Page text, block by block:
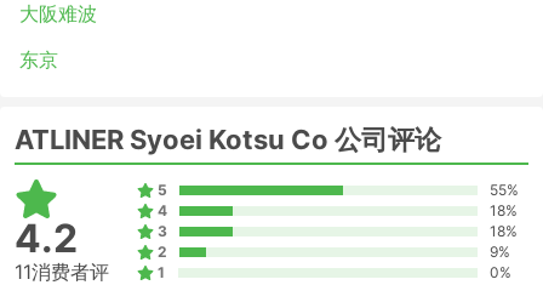
大阪难波
东京
ATLINER Syoei Kotsu Co 公司评论
4.2
11消费者评
5
55%
4
18%
3
18%
2
9%
1
0%